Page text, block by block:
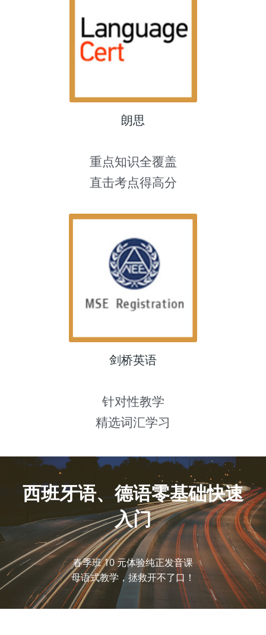
朗思
重点知识全覆盖
直击考点得高分
剑桥英语
针对性教学
精选词汇学习
西班牙语、德语零基础快速
入门
春季班 10 元体验纯正发音课
母语式教学，拯救开不了口！